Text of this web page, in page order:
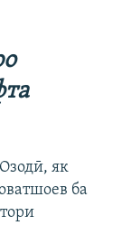
як
ба